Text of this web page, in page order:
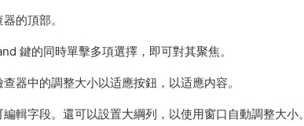
的頂部。
鍵的同時單擊多項選擇，即可對其聚焦。
器中的調整大小以适應按鈕，以适應内容。
輯字段。還可以設置大綱列，以使用窗口自動調整大小。